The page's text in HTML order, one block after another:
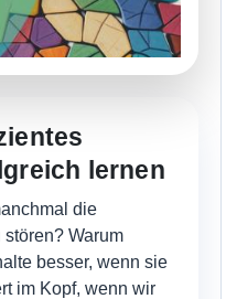
und Perspektivarbeit.
klar strukturierte
Außerdem benötigt sie
sich auf die Rolle
lernen
die
Warum
besser, wenn sie
im Kopf, wenn wir